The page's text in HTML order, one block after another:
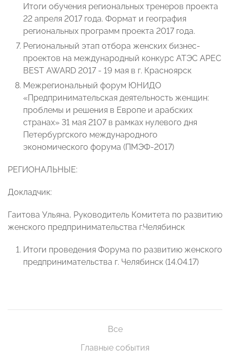
Итоги обучения региональных тренеров проекта
22 апреля 2017 года. Формат и география
региональных программ проекта 2017 года.
Региональный этап отбора женских бизнес-
проектов на международный конкурс АТЭС APEC
BEST AWARD 2017 - 19 мая в г. Красноярск
Межрегиональный форум ЮНИДО
«Предпринимательская деятельность женщин:
проблемы и решения в Европе и арабских
странах» 31 мая 2107 в рамках нулевого дня
Петербургского международного
экономического форума (ПМЭФ-2017)
РЕГИОНАЛЬНЫЕ:
Докладчик:
Гаитова Ульяна, Руководитель Комитета по развитию
женского предпринимательства г.Челябинск
Итоги проведения Форума по развитию женского
предпринимательства г. Челябинск (14.04.17)
Все
Главные события